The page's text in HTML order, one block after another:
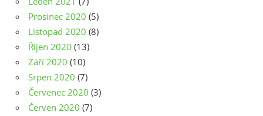
Prosinec 2020 (5)
Listopad 2020 (8)
Říjen 2020 (13)
Září 2020 (10)
Srpen 2020 (7)
Červenec 2020 (3)
Červen 2020 (7)